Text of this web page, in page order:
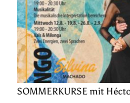
SOMMERKURSE mit